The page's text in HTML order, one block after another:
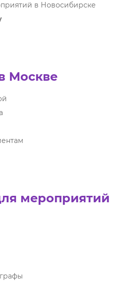
в Новосибирске
Москве
мероприятий